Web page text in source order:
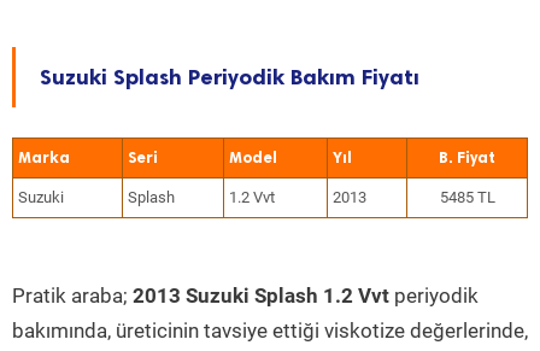
Suzuki Splash Periyodik Bakım Fiyatı
Marka Seri Model Yıl
Suzuki Splash 1.2 Vvt 2013 5485 TL
Pratik araba; 2013 Suzuki Splash 1.2 Vvt periyodik
bakımında, üreticinin tavsiye ettiği viskotize değerlerinde,